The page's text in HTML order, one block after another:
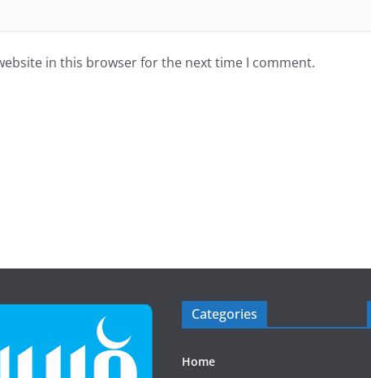
in this browser for the next time I comment.
Categories
Home